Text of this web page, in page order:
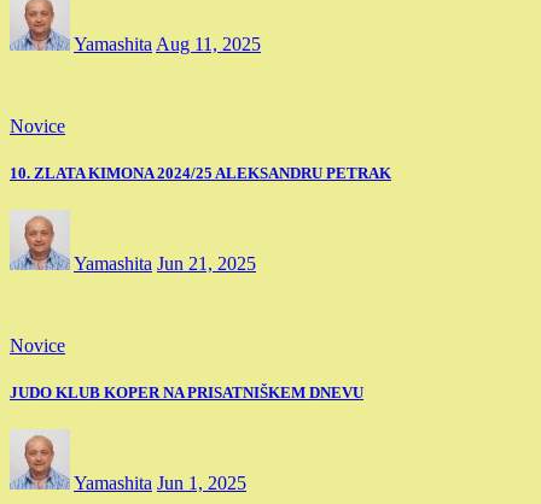
Yamashita Aug 11, 2025
Novice
10. ZLATA KIMONA 2024/25 ALEKSANDRU PETRAK
Yamashita Jun 21, 2025
Novice
JUDO KLUB KOPER NA PRISATNIŠKEM DNEVU
Yamashita Jun 1, 2025